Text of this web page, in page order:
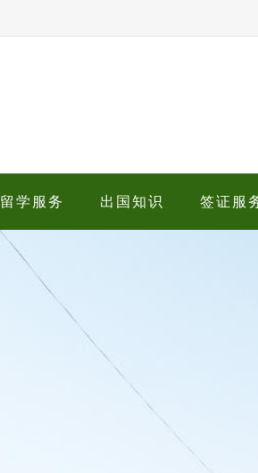
留学服务 出国知识 签证服